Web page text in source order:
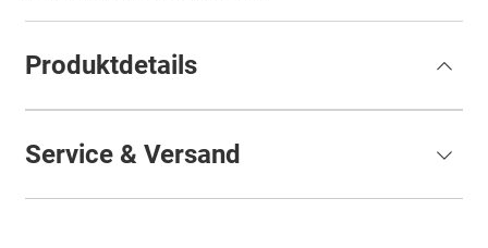
Produktdetails
Service & Versand